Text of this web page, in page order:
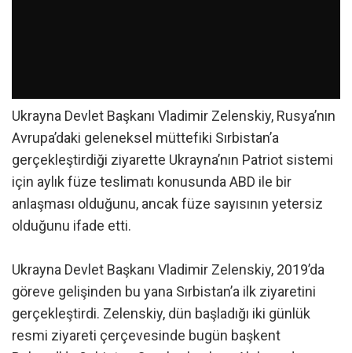
Ukrayna Devlet Başkanı Vladimir Zelenskiy, Rusya’nın
Avrupa’daki geleneksel müttefiki Sırbistan’a
gerçekleştirdiği ziyarette Ukrayna’nın Patriot sistemi
için aylık füze teslimatı konusunda ABD ile bir
anlaşması olduğunu, ancak füze sayısının yetersiz
olduğunu ifade etti.
Ukrayna Devlet Başkanı Vladimir Zelenskiy, 2019’da
göreve gelişinden bu yana Sırbistan’a ilk ziyaretini
gerçekleştirdi. Zelenskiy, dün başladığı iki günlük
resmi ziyareti çerçevesinde bugün başkent